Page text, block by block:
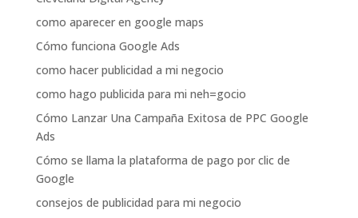
como aparecer en google maps
Cómo funciona Google Ads
como hacer publicidad a mi negocio
como hago publicida para mi neh=gocio
Cómo Lanzar Una Campaña Exitosa de PPC Google
Ads
Cómo se llama la plataforma de pago por clic de
Google
consejos de publicidad para mi negocio